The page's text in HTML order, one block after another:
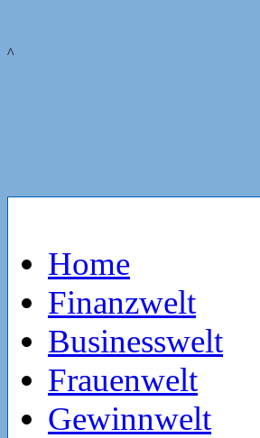
^
Home
Finanzwelt
Businesswelt
Frauenwelt
Gewinnwelt